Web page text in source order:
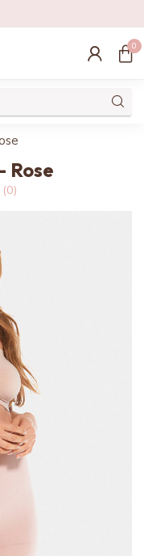
0
Rose
(0)